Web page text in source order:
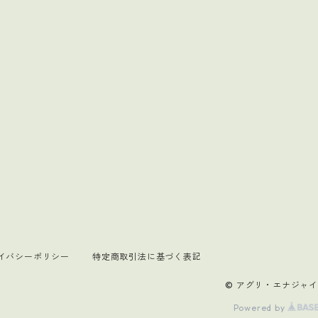
バシーポリシー 特定商取引法に基づく表記
© アグリ・エナジャ
Powered by